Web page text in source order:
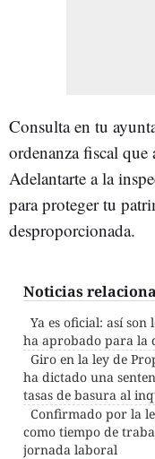
Consulta en tu
ordenanza fiscal que
Adelantarte a la
para proteger tu
desproporcionada.
Noticias
Ya es oficial: así son
ha aprobado para la
Giro en la ley de
ha dictado una
tasas de basura al
Confirmado por la
como tiempo de
jornada laboral